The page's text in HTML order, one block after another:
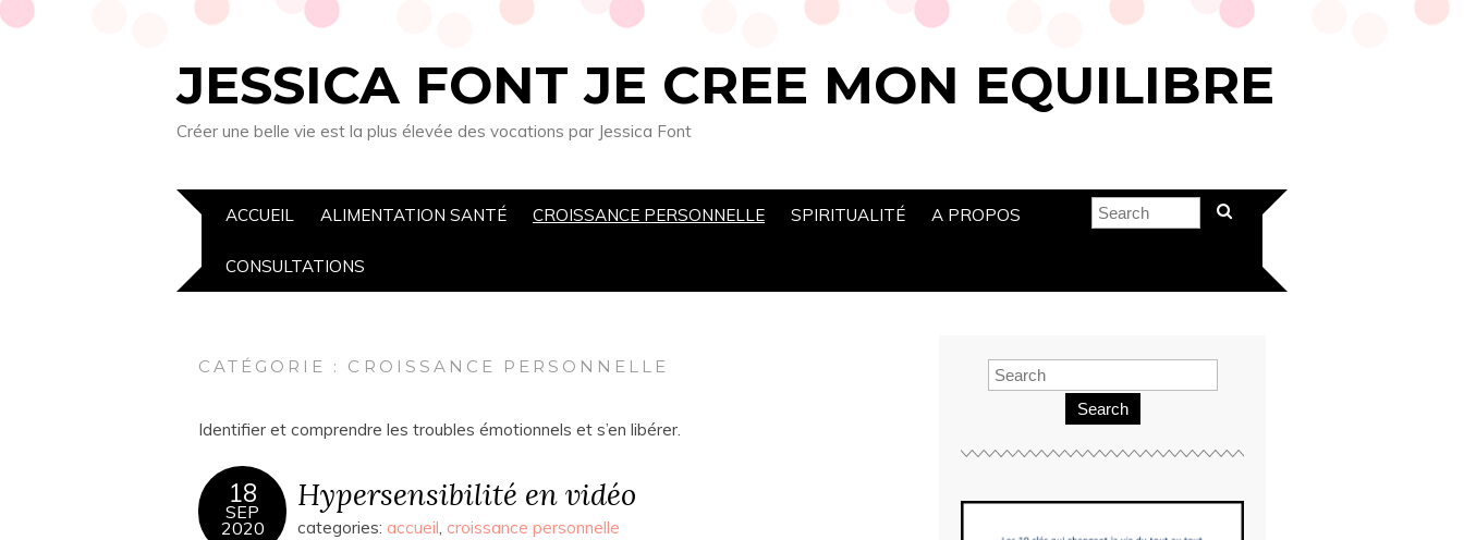
JESSICA FONT JE CREE MON EQUILIBRE
Créer une belle vie est la plus élevée des vocations par Jessica Font
ACCUEIL ALIMENTATION SANTÉ CROISSANCE PERSONNELLE SPIRITUALITÉ A PROPOS
CONSULTATIONS
CATÉGORIE : CROISSANCE PERSONNELLE
Identifier et comprendre les troubles émotionnels et s’en libérer.
18
SEP
2020
Hypersensibilité en vidéo
categories: accueil, croissance personnelle
Search